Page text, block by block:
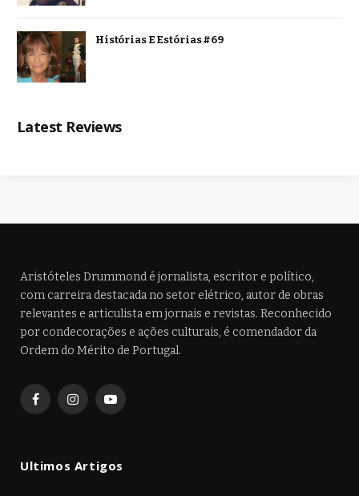
Histórias E Estórias #69
Latest Reviews
Aristóteles Drummond é jornalista, escritor e político,
com carreira destacada no setor elétrico, autor de obras
relevantes e articulista em jornais e revistas. Reconhecido
por condecorações e ações culturais, é comendador da
Ordem do Mérito de Portugal.
FacebookInstagramYouTube
Ultimos Artigos